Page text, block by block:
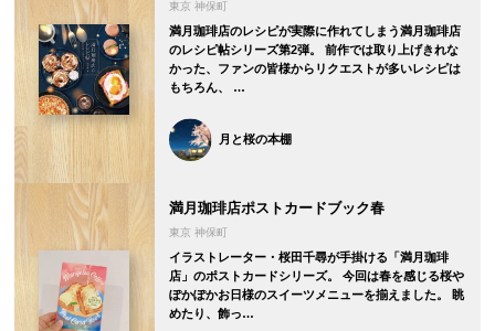
東京 神保町
満月珈琲店のレシピが実際に作れてしまう満月珈琲店
のレシピ帖シリーズ第2弾。 前作では取り上げきれな
かった、ファンの皆様からリクエストが多いレシピは
もちろん、 …
月と桜の本棚
満月珈琲店ポストカードブック春
東京 神保町
イラストレーター・桜田千尋が手掛ける「満月珈琲
店」のポストカードシリーズ。 今回は春を感じる桜や
ぽかぽかお日様のスイーツメニューを揃えました。 眺
めたり、飾っ…